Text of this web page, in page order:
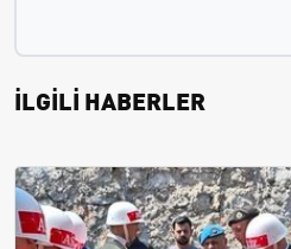
İLGİLİ HABERLER